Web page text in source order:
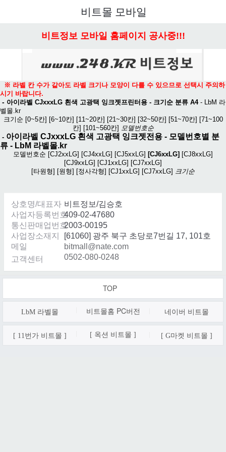
비트몰 모바일
비트정보 모바일 홈페이지 공사중!!!
※ 라벨 칸 수가 같아도 라벨 크기나 모양이 다를 수 있으므로 선택시 주의하
시기 바랍니다.
- 아이라벨 CJxxxLG 흰색 고광택 잉크젯프린터용 - 크기순 분류 A4- LbM 라
벨몰.kr
크기순 [0~5칸] [6~10칸] [11~20칸] [21~30칸] [32~50칸] [51~70칸] [71~100
칸] [101~560칸] 모델번호순
- 아이라벨 CJxxxLG 흰색 고광택 잉크젯전용 - 모델번호별 분
류 - LbM 라벨몰.kr
모델번호순 [CJ2xxLG] [CJ4xxLG] [CJ5xxLG] [CJ6xxLG] [CJ8xxLG]
[CJ9xxLG] [CJ1xxLG] [CJ7xxLG]
[타원형] [원형] [정사각형] [CJ1xxLG] [CJ7xxLG] 크기순
상호명/대표자 비트정보/김승호
사업자등록번호409-02-47680
통신판매업번호2003-00195
사업장소재지
[61060] 광주 북구 초당로7번길 17, 101호
메일
bitmall@nate.com
고객센터
0502-080-0248
TOP
LbM 라벨몰 비트몰홈 PC버전 네이버 비트몰
[ 11번가 비트몰 ] [ 옥션 비트몰 ] [ G마켓 비트몰 ]